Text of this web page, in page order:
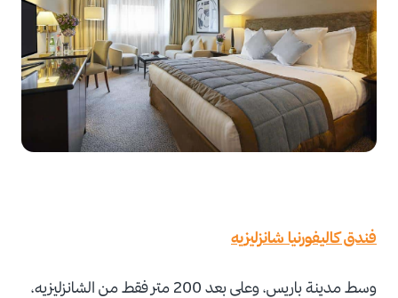
فندق كاليفورنيا شانزليزيه
وسط مدينة باريس، وعلى بعد 200 متر فقط من الشانزليزيه،